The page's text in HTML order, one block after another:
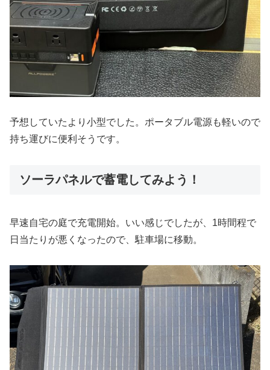
予想していたより小型でした。ポータブル電源も軽いので
持ち運びに便利そうです。
ソーラパネルで蓄電してみよう！
早速自宅の庭で充電開始。いい感じでしたが、1時間程で
日当たりが悪くなったので、駐車場に移動。